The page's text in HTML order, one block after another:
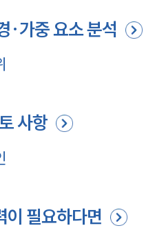
·가중 요소 분석
사항
이 필요하다면